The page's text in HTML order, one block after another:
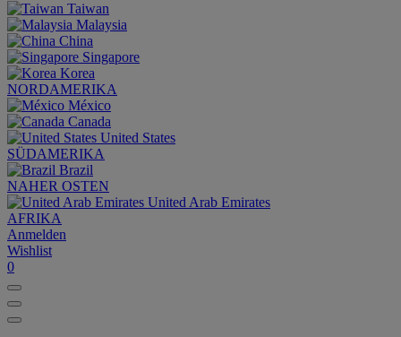
Taiwan
Malaysia
China
Singapore
Korea
NORDAMERIKA
México
Canada
United States
SÜDAMERIKA
Brazil
NAHER OSTEN
United Arab Emirates
AFRIKA
Anmelden
Wishlist
0